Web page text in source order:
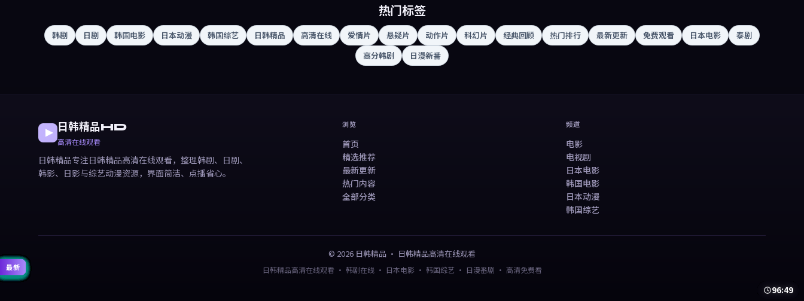
精选
81:54
精选
99:12
精选
50:13
精选
78:21
精选
99:59
精选
99:48
精选
99:40
精选
45:38
精选
99:29
精选
40:23
精选
41:03
精选
48:12
热门
50:13
热门
78:21
热门
99:59
热门
99:48
热门
99:40
热门
45:38
热门
99:29
热门
40:23
热门
41:03
热门
48:12
最新
99:06
最新
99:08
最新
46:20
最新
99:30
最新
95:15
最新
98:29
最新
48:53
最新
99:05
最新
97:33
最新
46:24
最新
99:45
最新
96:49
热门标签
韩剧 日剧 韩国电影 日本动漫 韩国综艺 日韩精品 高清在线 爱情片 悬疑片 动作片 科幻片 经典回顾 热门排行 最新更新 免费观看 日本电影
泰剧
高分韩剧
日漫新番
日韩精品HD
高清在线观看
日韩精品专注日韩精品高清在线观看，整理韩剧、日剧、
韩影、日影与综艺动漫资源，界面简洁、点播省心。
浏览
首页
精选推荐
最新更新
热门内容
全部分类
频道
电影
电视剧
日本电影
韩国电影
日本动漫
韩国综艺
© 2026 日韩精品 · 日韩精品高清在线观看
日韩精品高清在线观看 · 韩剧在线 · 日本电影 · 韩国综艺 · 日漫番剧 · 高清免费看